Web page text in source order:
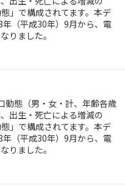
」で構成されてます。本デ
（平成30年）9月から、電
りました。
動態（男・女・計、年齢各歳
出生・死亡による増減の
」で構成されてます。本デ
（平成30年）9月から、電
りました。